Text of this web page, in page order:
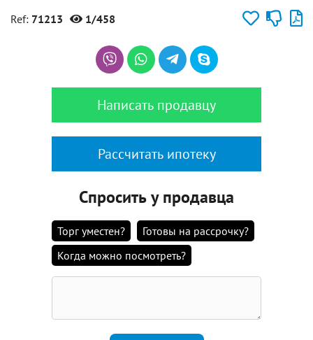
Ref: 71213 1/458
Написать продавцу
Рассчитать ипотеку
Спросить у продавца
Торг уместен?
Готовы на рассрочку?
Когда можно посмотреть?